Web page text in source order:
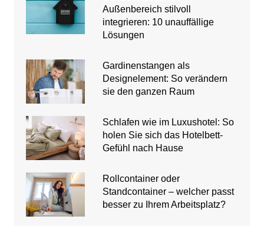
Außenbereich stilvoll
integrieren: 10 unauffällige
Lösungen
Gardinenstangen als
Designelement: So verändern
sie den ganzen Raum
Schlafen wie im Luxushotel: So
holen Sie sich das Hotelbett-
Gefühl nach Hause
Rollcontainer oder
Standcontainer – welcher passt
besser zu Ihrem Arbeitsplatz?